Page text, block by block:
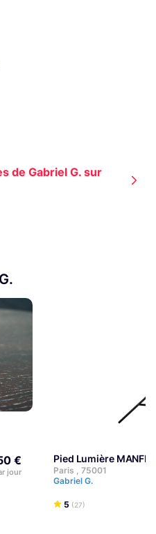
de Gabriel G. sur
€
jour
Pied Lumière
Paris , 75001
Gabriel G.
5 (27)